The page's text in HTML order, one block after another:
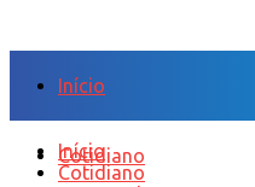
Início
Cotidiano
Início
Cotidiano